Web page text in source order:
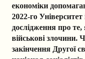
економіки
2022-го
дослідження про те,
військові злочини.
закінчення Другої